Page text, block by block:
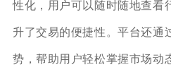
性化，用户可以随时随地查看
升了交易的便捷性。平台还通
势，帮助用户轻松掌握市场动